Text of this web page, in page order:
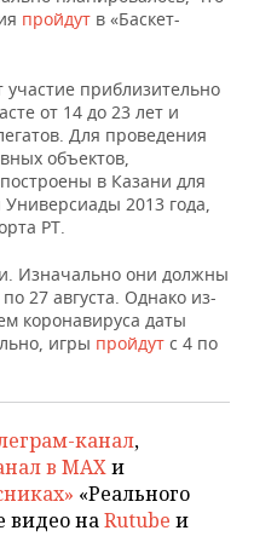
пройдут в «Баскет-
приблизительно
от 14 до 23 лет и
Для проведения
объектов,
в Казани для
2013 года,
РТ.
Изначально они должны
27 августа. Однако из-
коронавируса даты
игры пройдут с 4 по
канал,
в MAXи
«Реального
видео наRutube и